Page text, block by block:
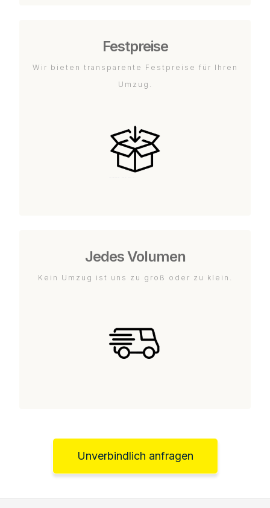
Festpreise
Wir bieten transparente Festpreise für Ihren
Umzug.
Jedes Volumen
Kein Umzug ist uns zu groß oder zu klein.
Unverbindlich anfragen